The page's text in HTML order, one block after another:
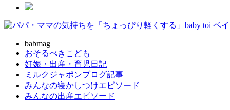
babmag
おそるべきこども
妊娠・出産・育児日記
ミルクジャポンブログ記事
みんなの寝かしつけエピソード
みんなの出産エピソード